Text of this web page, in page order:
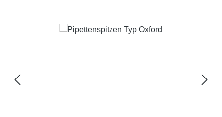
Bildergalerie überspringen